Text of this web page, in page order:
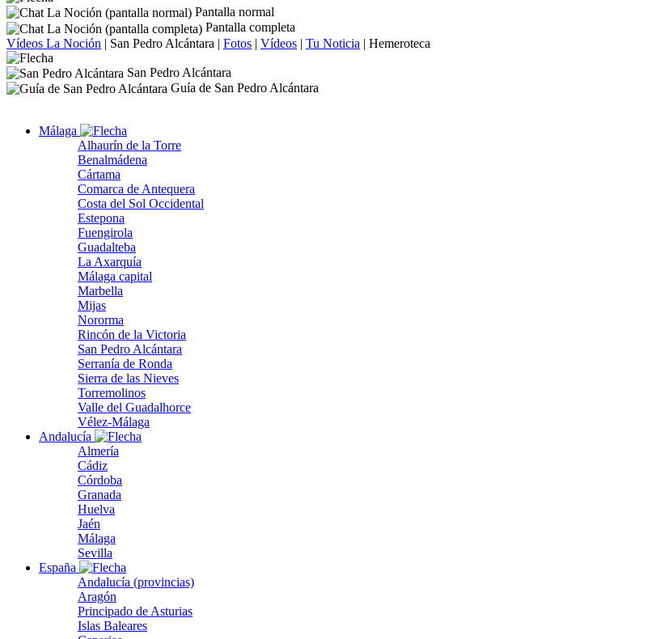
Pantalla normal
Pantalla completa
Vídeos La Noción | San Pedro Alcántara | Fotos | Vídeos | Tu Noticia | Hemeroteca
San Pedro Alcántara
Guía de San Pedro Alcántara
Málaga
Alhaurín de la Torre
Benalmádena
Cártama
Comarca de Antequera
Costa del Sol Occidental
Estepona
Fuengirola
Guadalteba
La Axarquía
Málaga capital
Marbella
Mijas
Nororma
Rincón de la Victoria
San Pedro Alcántara
Serranía de Ronda
Sierra de las Nieves
Torremolinos
Valle del Guadalhorce
Vélez-Málaga
Andalucía
Almería
Cádiz
Córdoba
Granada
Huelva
Jaén
Málaga
Sevilla
España
Andalucía (provincias)
Aragón
Principado de Asturias
Islas Baleares